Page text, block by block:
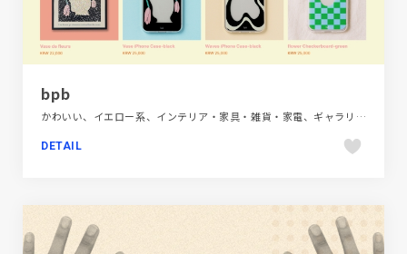
bpb
かわいい、イエロー系、インテリア・家具・雑貨・家電、ギャラリー風、シンプル、スクロールエフェクト、ナチュラル、ホワイト系、ポップ、大きめ写真、海外サイト
DETAIL